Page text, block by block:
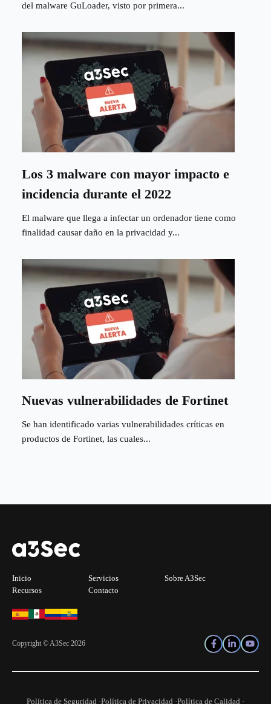
del malware GuLoader, visto por primera...
Los 3 malware con mayor impacto e
incidencia durante el 2022
El malware que llega a infectar un ordenador tiene como
finalidad causar daño en la privacidad y...
Nuevas vulnerabilidades de Fortinet
Se han identificado varias vulnerabilidades críticas en
productos de Fortinet, las cuales...
Inicio Servicios
Sobre A3Sec
Recursos
Contacto
Copyright © A3Sec 2026
Política de Seguridad ·Política de Privacidad ·Política de Calidad ·